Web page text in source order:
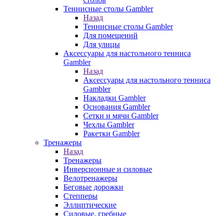
Теннисные столы Gambler
Назад
Теннисные столы Gambler
Для помещений
Для улицы
Аксессуары для настольного тенниса
Gambler
Назад
Аксессуары для настольного тенниса
Gambler
Накладки Gambler
Основания Gambler
Сетки и мячи Gambler
Чехлы Gambler
Ракетки Gambler
Тренажеры
Назад
Тренажеры
Инверсионные и силовые
Велотренажеры
Беговые дорожки
Степперы
Эллиптические
Силовые, гребные